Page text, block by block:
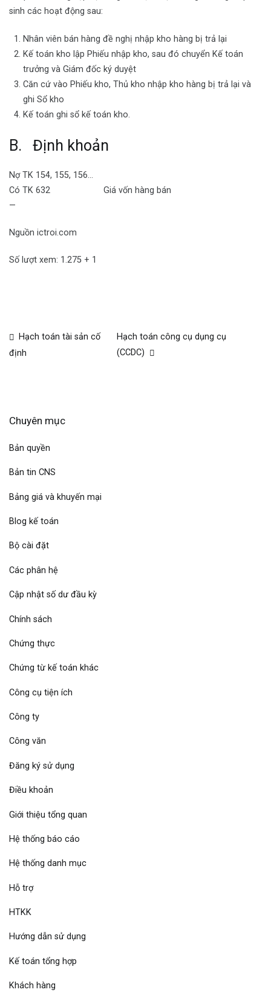
sinh các hoạt động sau:
Nhân viên bán hàng đề nghị nhập kho hàng bị trả lại
Kế toán kho lập Phiếu nhập kho, sau đó chuyển Kế toán
trưởng và Giám đốc ký duyệt
Căn cứ vào Phiếu kho, Thủ kho nhập kho hàng bị trả lại và
ghi Sổ kho
Kế toán ghi sổ kế toán kho.
B. Định khoản
Nợ TK 154, 155, 156…
Có TK 632 Giá vốn hàng bán
—
Nguồn ictroi.com
Số lượt xem: 1.275 + 1
Hạch toán tài sản cố
định
Hạch toán công cụ dụng cụ
(CCDC)
Chuyên mục
Bản quyền
Bản tin CNS
Bảng giá và khuyến mại
Blog kế toán
Bộ cài đặt
Các phân hệ
Cập nhật số dư đầu kỳ
Chính sách
Chứng thực
Chứng từ kế toán khác
Công cụ tiện ích
Công ty
Công văn
Đăng ký sử dụng
Điều khoản
Giới thiệu tổng quan
Hệ thống báo cáo
Hệ thống danh mục
Hỗ trợ
HTKK
Hướng dẫn sử dụng
Kế toán tổng hợp
Khách hàng